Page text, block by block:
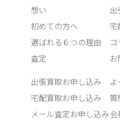
想い
初めての方へ
選ばれる６つの理由
査定
出
宅
出張買取お申し込み
宅配買取お申し込み
メール査定お申し込み
質
会